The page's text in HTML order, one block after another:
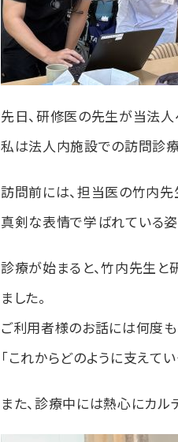
先日、研修医の先生が当法人
私は法人内施設での訪問診療
訪問前には、担当医の竹内
真剣な表情で学ばれている姿
診療が始まると、竹内先生
ました。
ご利用者様のお話には何度
「これからどのように支えて
また、診療中には熱心にカル